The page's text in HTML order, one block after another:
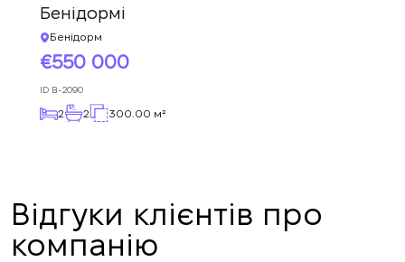
Бенідормі
Бенідорм
550 000
ID B-2090
2 2 300.00 м²
Відгуки клієнтів про
компанію